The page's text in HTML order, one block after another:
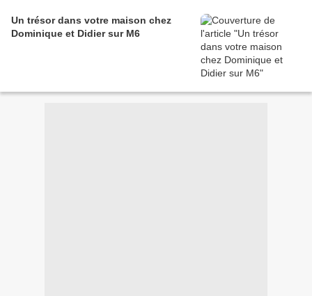
Un trésor dans votre maison chez
Dominique et Didier sur M6